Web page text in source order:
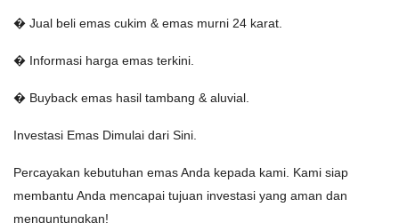
� Jual beli emas cukim & emas murni 24 karat.
� Informasi harga emas terkini.
� Buyback emas hasil tambang & aluvial.
Investasi Emas Dimulai dari Sini.
Percayakan kebutuhan emas Anda kepada kami. Kami siap
membantu Anda mencapai tujuan investasi yang aman dan
menguntungkan!